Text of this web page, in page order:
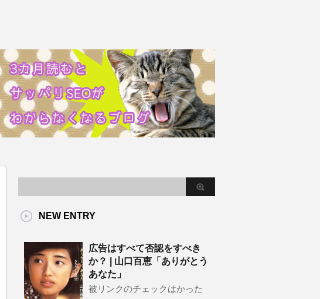
NEW ENTRY
広告はすべて否認をすべき
か？ | 山口百恵「ありがとう
あなた」
被リンクのチェックはかった